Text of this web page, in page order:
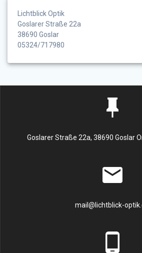
Lichtblick Optik
Goslarer Straße 22a
38690 Goslar
05324/717980
Goslarer Straße 22a, 38690 Goslar
mail@lichtblick-